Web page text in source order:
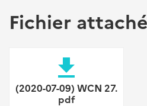
Fichier attaché
file_download
(2020-07-09) WCN 27.
pdf